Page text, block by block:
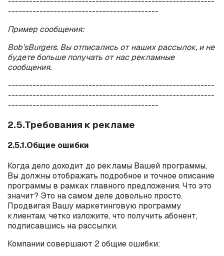
-------------------------------------------
Пример сообщения:
Bob’sBurgers. Вы отписались от наших рассылок, и не
будете больше получать от нас рекламные
сообщения.
-----------------------------------------------------------
-----------------------------------------------------------
-------------------------------------------
2.5.Требования к рекламе
2.5.1.Общие ошибки
Когда дело доходит до рекламы Вашей программы,
Вы должны отображать подробное и точное описание
программы в рамках главного предложения. Что это
значит? Это на самом деле довольно просто.
Продвигая Вашу маркетинговую программу
клиентам, четко изложите, что получить абонент,
подписавшись на рассылки.
Компании совершают 2 общие ошибки: